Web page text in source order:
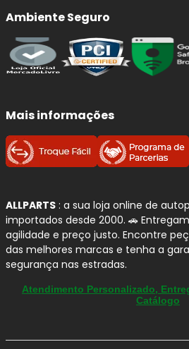
Ambiente Seguro
Mais informações
ALLPARTS : a sua loja online de
importados desde 2000. 🚗
agilidade e preço justo. Encontre
das melhores marcas e tenha a
segurança nas estradas.
Atendimento Personalizado,
Catálogo